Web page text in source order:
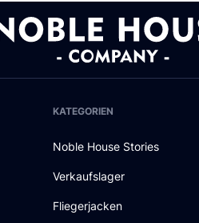
KATEGORIEN
Noble House Stories
Verkaufslager
Fliegerjacken